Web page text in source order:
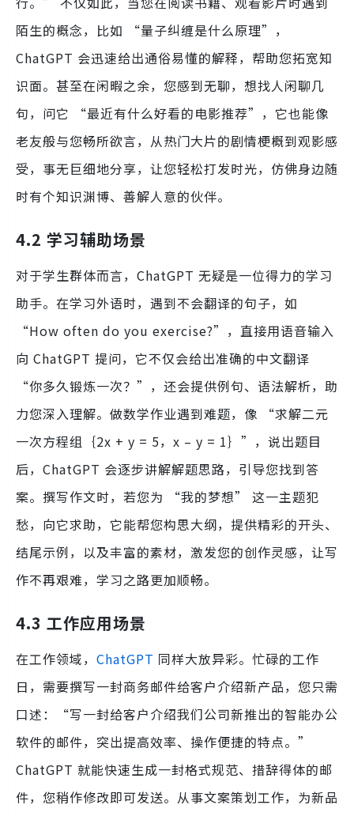
陌生的概念，比如 “量子纠缠是什么原理”，
ChatGPT 会迅速给出通俗易懂的解释，帮助您拓宽知
识面。甚至在闲暇之余，您感到无聊，想找人闲聊几
句，问它 “最近有什么好看的电影推荐”，它也能像
老友般与您畅所欲言，从热门大片的剧情梗概到观影感
受，事无巨细地分享，让您轻松打发时光，仿佛身边随
时有个知识渊博、善解人意的伙伴。
4.2 学习辅助场景
对于学生群体而言，ChatGPT 无疑是一位得力的学习
助手。在学习外语时，遇到不会翻译的句子，如
“How often do you exercise?”，直接用语音输入
向 ChatGPT 提问，它不仅会给出准确的中文翻译
“你多久锻炼一次？”，还会提供例句、语法解析，助
力您深入理解。做数学作业遇到难题，像 “求解二元
一次方程组｛2x + y = 5，x – y = 1｝”，说出题目
后，ChatGPT 会逐步讲解解题思路，引导您找到答
案。撰写作文时，若您为 “我的梦想” 这一主题犯
愁，向它求助，它能帮您构思大纲，提供精彩的开头、
结尾示例，以及丰富的素材，激发您的创作灵感，让写
作不再艰难，学习之路更加顺畅。
4.3 工作应用场景
在工作领域， ChatGPT 同样大放异彩。忙碌的工作
日，需要撰写一封商务邮件给客户介绍新产品，您只需
口述：“写一封给客户介绍我们公司新推出的智能办公
软件的邮件，突出提高效率、操作便捷的特点。”
ChatGPT 就能快速生成一封格式规范、措辞得体的邮
件，您稍作修改即可发送。从事文案策划工作，为新品